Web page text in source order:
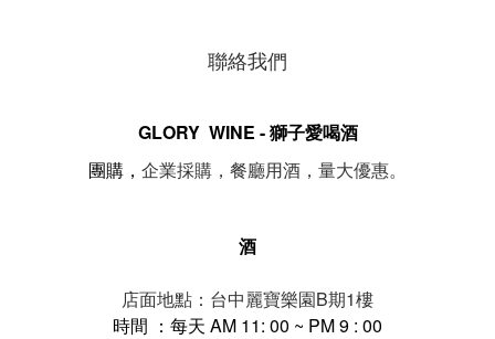
聯絡我們
GLORY WINE - 獅子愛喝酒
團購， 企業採購，餐廳用酒，量大優惠。
酒
店面地點：台中麗寶樂園B期1樓
時間 ：每天 AM 11: 00 ~ PM 9 : 00